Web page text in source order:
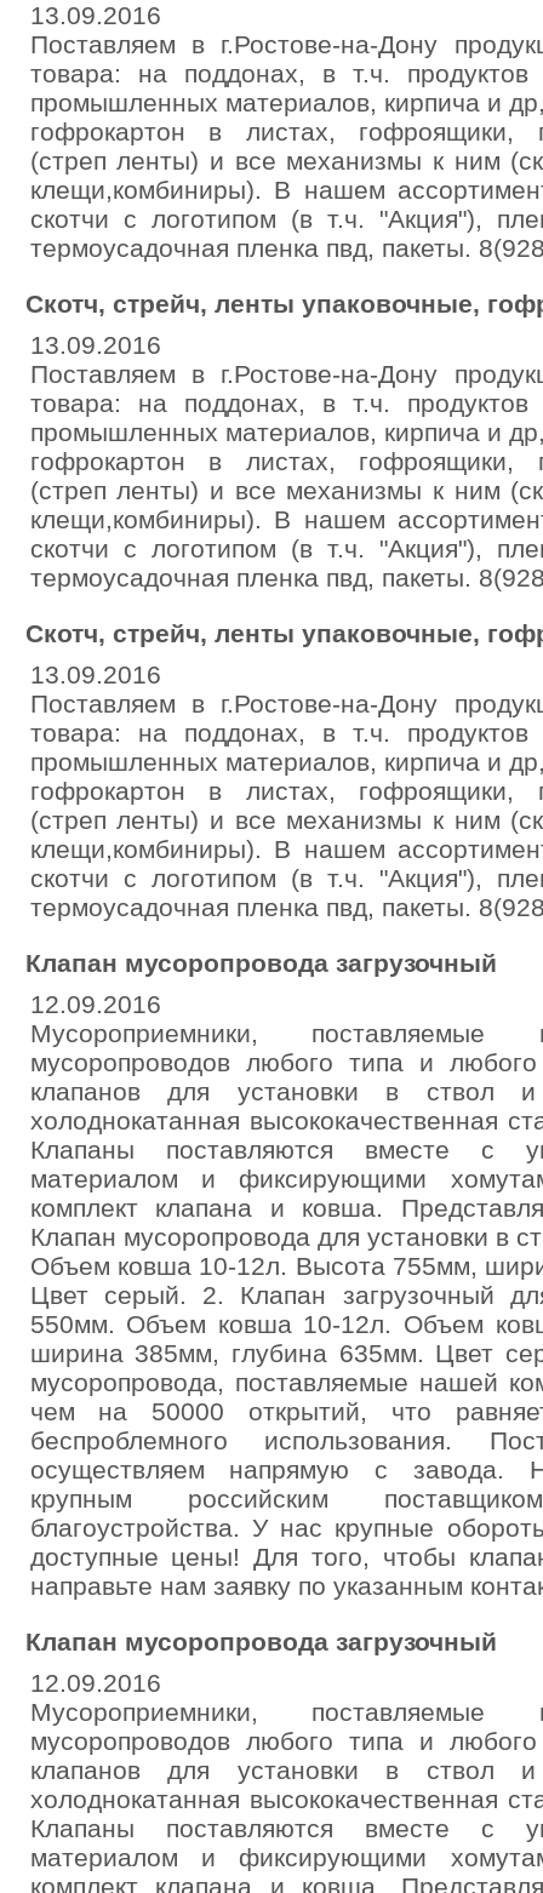
13.09.2016
Поставляем в г.Ростове-на-Дону
товара: на поддонах, в т.ч. продуктов
промышленных материалов, кирпича и
гофрокартон в листах, гофроящики,
(стреп ленты) и все механизмы к ним
клещи,комбиниры). В нашем
скотчи с логотипом (в т.ч. "Акция"),
термоусадочная пленка пвд, пакеты.
Скотч, стрейч, ленты упаковочные,
13.09.2016
Поставляем в г.Ростове-на-Дону
товара: на поддонах, в т.ч. продуктов
промышленных материалов, кирпича и
гофрокартон в листах, гофроящики,
(стреп ленты) и все механизмы к ним
клещи,комбиниры). В нашем
скотчи с логотипом (в т.ч. "Акция"),
термоусадочная пленка пвд, пакеты.
Скотч, стрейч, ленты упаковочные,
13.09.2016
Поставляем в г.Ростове-на-Дону
товара: на поддонах, в т.ч. продуктов
промышленных материалов, кирпича и
гофрокартон в листах, гофроящики,
(стреп ленты) и все механизмы к ним
клещи,комбиниры). В нашем
скотчи с логотипом (в т.ч. "Акция"),
термоусадочная пленка пвд, пакеты.
Клапан мусоропровода загрузочный
12.09.2016
Мусороприемники,
мусоропроводов любого типа и
клапанов для установки в ствол
холоднокатанная высококачественная
Клапаны поставляются вместе с
материалом и фиксирующими
комплект клапана и ковша.
Клапан мусоропровода для установки в
Объем ковша 10-12л. Высота 755мм,
Цвет серый. 2. Клапан загрузочный
550мм. Объем ковша 10-12л. Объем
ширина 385мм, глубина 635мм. Цвет
мусоропровода, поставляемые нашей
чем на 50000 открытий, что
беспроблемного использования.
осуществляем напрямую с завода.
крупным российским
благоустройства. У нас крупные
доступные цены! Для того, чтобы
направьте нам заявку по указанным
Клапан мусоропровода загрузочный
12.09.2016
Мусороприемники,
мусоропроводов любого типа и
клапанов для установки в ствол
холоднокатанная высококачественная
Клапаны поставляются вместе с
материалом и фиксирующими
комплект клапана и ковша.